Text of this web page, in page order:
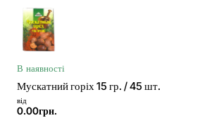
В наявності
Мускатний горіх 15 гр. / 45 шт.
від
0.00грн.